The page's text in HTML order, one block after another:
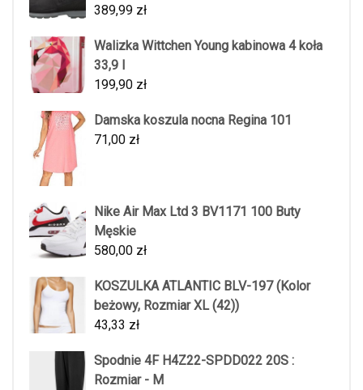
389,99 zł
Walizka Wittchen Young kabinowa 4 koła
33,9 l
199,90 zł
Damska koszula nocna Regina 101
71,00 zł
Nike Air Max Ltd 3 BV1171 100 Buty
Męskie
580,00 zł
KOSZULKA ATLANTIC BLV-197 (Kolor
beżowy, Rozmiar XL (42))
43,33 zł
Spodnie 4F H4Z22-SPDD022 20S :
Rozmiar - M